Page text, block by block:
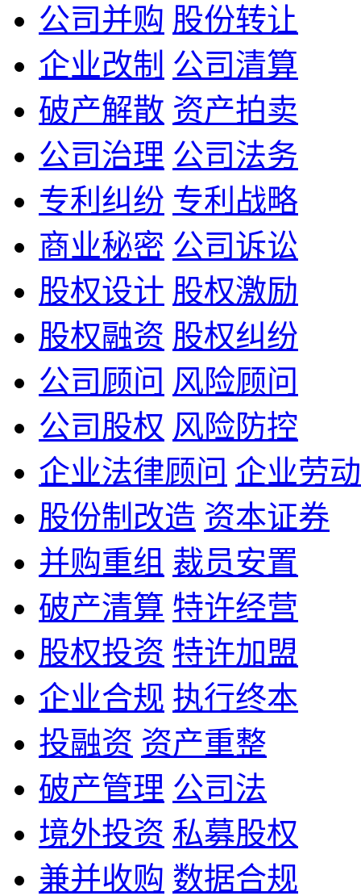
公司并购 股份转让
企业改制 公司清算
破产解散 资产拍卖
公司治理 公司法务
专利纠纷 专利战略
商业秘密 公司诉讼
股权设计 股权激励
股权融资 股权纠纷
公司顾问 风险顾问
公司股权 风险防控
企业法律顾问 企业劳
股份制改造 资本证券
并购重组 裁员安置
破产清算 特许经营
股权投资 特许加盟
企业合规 执行终本
投融资 资产重整
破产管理 公司法
境外投资 私募股权
兼并收购 数据合规